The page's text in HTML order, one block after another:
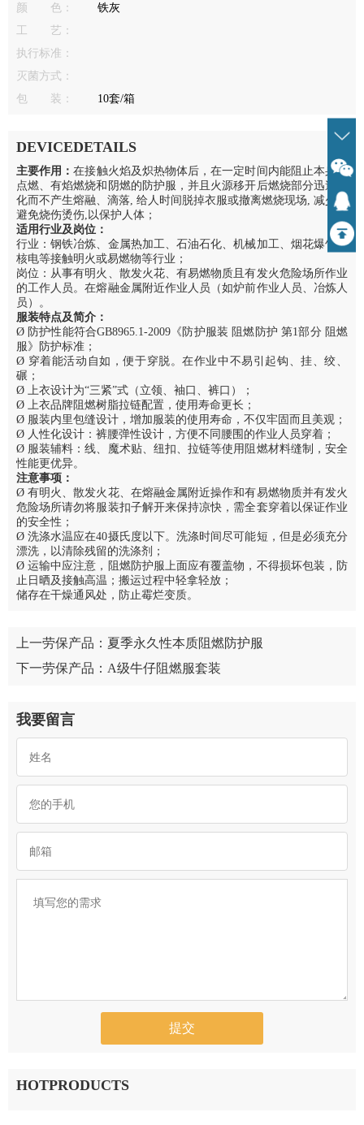
颜 色：
铁灰
工 艺：
执行标准：
灭菌方式：
包 装：
10套/箱
DEVICEDETAILS
主要作用：在接触火焰及炽热物体后，在一定时间内能阻止本身被
点燃、有焰燃烧和阴燃的防护服，并且火源移开后燃烧部分迅速炭
化而不产生熔融、滴落, 给人时间脱掉衣服或撤离燃烧现场, 减少或
避免烧伤烫伤,以保护人体；
适用行业及岗位：
行业：钢铁冶炼、金属热加工、石油石化、机械加工、烟花爆竹、
核电等接触明火或易燃物等行业；
岗位：从事有明火、散发火花、有易燃物质且有发火危险场所作业
的工作人员。在熔融金属附近作业人员（如炉前作业人员、冶炼人
员）。
服装特点及简介：
Ø 防护性能符合GB8965.1-2009《防护服装 阻燃防护 第1部分 阻燃
服》防护标准；
Ø 穿着能活动自如，便于穿脱。在作业中不易引起钩、挂、绞、
碾；
Ø 上衣设计为“三紧”式（立领、袖口、裤口）；
Ø 上衣品牌阻燃树脂拉链配置，使用寿命更长；
Ø 服装内里包缝设计，增加服装的使用寿命，不仅牢固而且美观；
Ø 人性化设计：裤腰弹性设计，方便不同腰围的作业人员穿着；
Ø 服装辅料：线、魔术贴、纽扣、拉链等使用阻燃材料缝制，安全
性能更优异。
注意事项：
Ø 有明火、散发火花、在熔融金属附近操作和有易燃物质并有发火
危险场所请勿将服装扣子解开来保持凉快，需全套穿着以保证作业
的安全性；
Ø 洗涤水温应在40摄氏度以下。洗涤时间尽可能短，但是必须充分
漂洗，以清除残留的洗涤剂；
Ø 运输中应注意，阻燃防护服上面应有覆盖物，不得损坏包装，防
止日晒及接触高温；搬运过程中轻拿轻放；
储存在干燥通风处，防止霉烂变质。
上一劳保产品： 夏季永久性本质阻燃防护服
下一劳保产品： A级牛仔阻燃服套装
我要留言
HOTPRODUCTS